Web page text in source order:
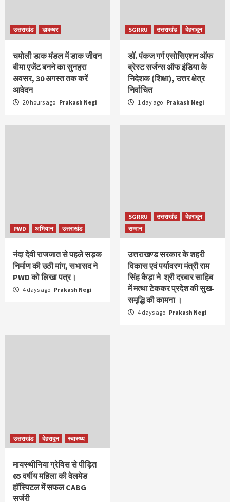
उत्तराखंड डाकघर
चमोली डाक मंडल में डाक जीवन
बीमा एजेंट बनने का सुनहरा
अवसर, 30 अगस्त तक करें
आवेदन
20 hours ago Prakash Negi
SGRRU उत्तराखंड देहरादून
डॉ. पंकज गर्ग एसोसिएशन ऑफ
ब्रेस्ट सर्जन्स ऑफ इंडिया के
निदेशक (शिक्षा), उत्तर क्षेत्र
निर्वाचित
1 day ago Prakash Negi
PWD अभियान उत्तराखंड
नंदा देवी राजजात से पहले सड़क
निर्माण की उठी मांग, सभासद ने
PWD को लिखा पत्र।
4 days ago Prakash Negi
SGRRU उत्तराखंड
देहरादून
सम्मान
उत्तराखण्ड सरकार के शहरी
विकास एवं पर्यावरण मंत्री राम
सिंह कैड़ा ने श्री दरबार साहिब
में मत्था टेककर प्रदेश की सुख-
समृद्धि की कामना ।
4 days ago Prakash Negi
उत्तराखंड देहरादून स्वास्थ्य
मायस्थीनिया ग्रेविस से पीड़ित
65 वर्षीय महिला की वेलमेड
हॉस्पिटल में सफल CABG
सर्जरी